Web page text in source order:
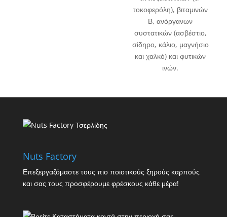
τοκοφερόλη), βιταμινών
Β, ανόργανων
συστατικών (ασβέστιο,
σίδηρο, κάλιο, μαγνήσιο
και χαλκό) και φυτικών
ινών.
Nuts Factory
Επεξεργαζόμαστε τους πιο ποιοτικούς ξηρούς καρπούς
και σας τους προσφέρουμε φρέσκους κάθε μέρα!